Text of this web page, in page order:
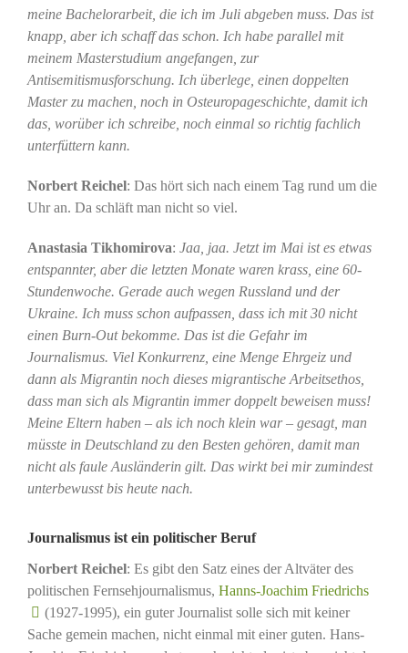
meine Bachelorarbeit, die ich im Juli abgeben muss. Das ist
knapp, aber ich schaff das schon. Ich habe parallel mit
meinem Masterstudium angefangen, zur
Antisemitismusforschung. Ich überlege, einen doppelten
Master zu machen, noch in Osteuropageschichte, damit ich
das, worüber ich schreibe, noch einmal so richtig fachlich
unterfüttern kann.
Norbert Reichel: Das hört sich nach einem Tag rund um die
Uhr an. Da schläft man nicht so viel.
Anastasia Tikhomirova: Jaa, jaa. Jetzt im Mai ist es etwas
entspannter, aber die letzten Monate waren krass, eine 60-
Stundenwoche. Gerade auch wegen Russland und der
Ukraine. Ich muss schon aufpassen, dass ich mit 30 nicht
einen Burn-Out bekomme. Das ist die Gefahr im
Journalismus. Viel Konkurrenz, eine Menge Ehrgeiz und
dann als Migrantin noch dieses migrantische Arbeitsethos,
dass man sich als Migrantin immer doppelt beweisen muss!
Meine Eltern haben – als ich noch klein war – gesagt, man
müsste in Deutschland zu den Besten gehören, damit man
nicht als faule Ausländerin gilt. Das wirkt bei mir zumindest
unterbewusst bis heute nach.
Journalismus ist ein politischer Beruf
Norbert Reichel: Es gibt den Satz eines der Altväter des
politischen Fernsehjournalismus, Hanns-Joachim Friedrichs
(1927-1995), ein guter Journalist solle sich mit keiner
Sache gemein machen, nicht einmal mit einer guten. Hans-